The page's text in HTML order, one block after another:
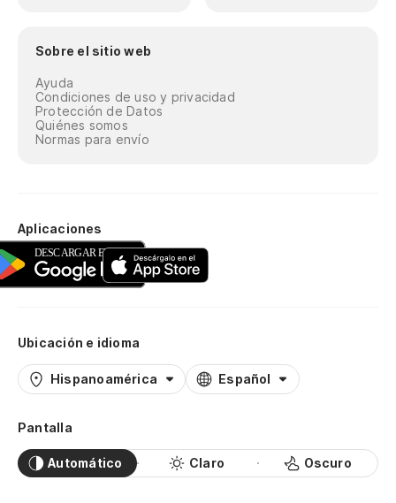
Sobre el sitio web
Ayuda
Condiciones de uso y privacidad
Protección de Datos
Quiénes somos
Normas para envío
Aplicaciones
Ubicación e idioma
Hispanoamérica Español
Pantalla
Automático Claro Oscuro